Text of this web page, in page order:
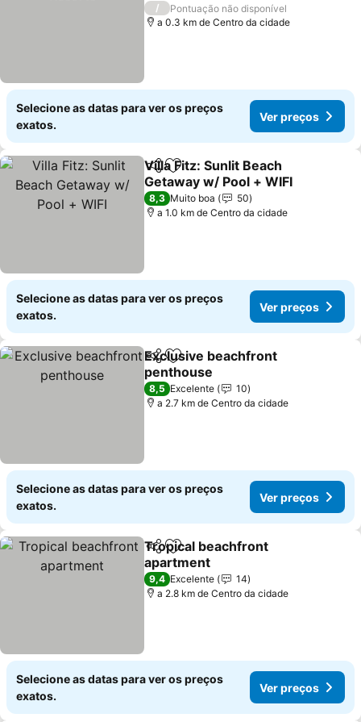
/
Pontuação não disponível
a 0.3 km de Centro da cidade
Selecione as datas para ver os preços
exatos.
Ver preços
PartilharAdicionar aos favoritos
Villa Fitz: Sunlit Beach
Getaway w/ Pool + WIFI
8,3 Muito boa
50
a 1.0 km de Centro da cidade
Selecione as datas para ver os preços
exatos.
Ver preços
PartilharAdicionar aos favoritos
Exclusive beachfront
penthouse
8,5 Excelente
10
a 2.7 km de Centro da cidade
Selecione as datas para ver os preços
exatos.
Ver preços
PartilharAdicionar aos favoritos
Tropical beachfront
apartment
9,4 Excelente
14
a 2.8 km de Centro da cidade
Selecione as datas para ver os preços
exatos.
Ver preços